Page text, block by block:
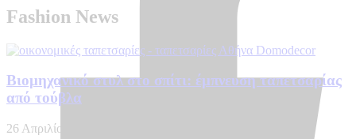
Fashion News
Βιομηχανικό στυλ στο σπίτι: έμπνευση ταπετσαρίας
από τούβλα
26 Απριλίου, 2024